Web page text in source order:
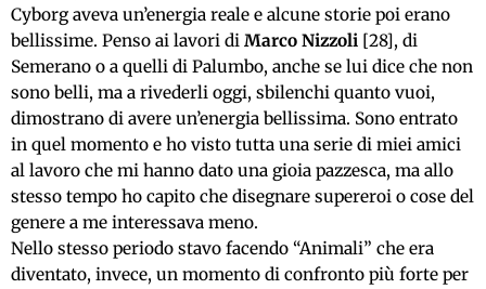
Cyborg aveva un’energia reale e alcune storie poi erano
bellissime. Penso ai lavori di Marco Nizzoli [28], di
Semerano o a quelli di Palumbo, anche se lui dice che non
sono belli, ma a rivederli oggi, sbilenchi quanto vuoi,
dimostrano di avere un’energia bellissima. Sono entrato
in quel momento e ho visto tutta una serie di miei amici
al lavoro che mi hanno dato una gioia pazzesca, ma allo
stesso tempo ho capito che disegnare supereroi o cose del
genere a me interessava meno.
Nello stesso periodo stavo facendo “Animali” che era
diventato, invece, un momento di confronto più forte per